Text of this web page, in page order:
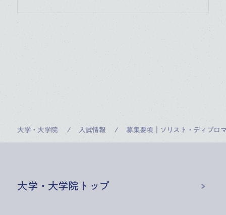
大学・大学院 入試情報 募集要項｜ソリスト・ディプロ
大学・大学院 トップ